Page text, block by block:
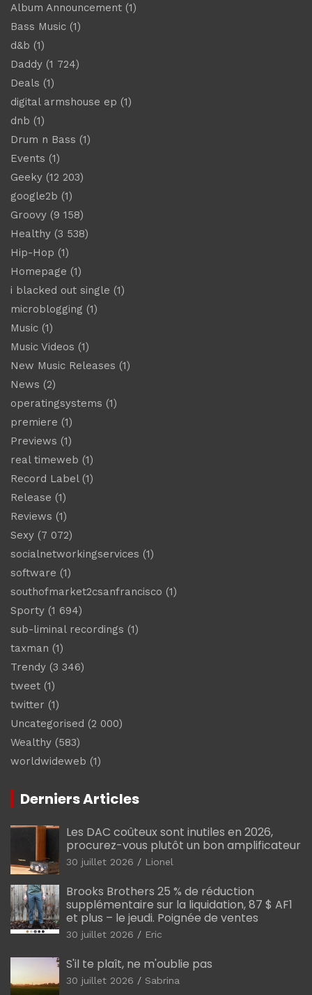
Album Announcement (1)
Bass Music (1)
d&b (1)
Daddy (1 724)
Deals (1)
digital armshouse ep (1)
dnb (1)
Drum n Bass (1)
Events (1)
Geeky (12 203)
google2b (1)
Groovy (9 158)
Healthy (3 538)
Hip-Hop (1)
Homepage (1)
i blacked out single (1)
microblogging (1)
Music (1)
Music Videos (1)
New Music Releases (1)
News (2)
operatingsystems (1)
premiere (1)
Previews (1)
real timeweb (1)
Record Label(1)
Release (1)
Reviews (1)
Sexy (7 072)
socialnetworkingservices (1)
software (1)
southofmarket2csanfrancisco (1)
Sporty (1 694)
sub-liminal recordings (1)
taxman (1)
Trendy (3 346)
tweet (1)
twitter (1)
Uncategorised (2 000)
Wealthy (583)
worldwideweb (1)
Derniers Articles
Les DAC coûteux sont inutiles en 2026,
procurez-vous plutôt un bon amplificateur
30 juillet 2026 Lionel
Brooks Brothers 25 % de réduction
supplémentaire sur la liquidation, 87 $ AF1
et plus – le jeudi. Poignée de ventes
30 juillet 2026 Eric
S'il te plaît, ne m'oublie pas
30 juillet 2026 Sabrina